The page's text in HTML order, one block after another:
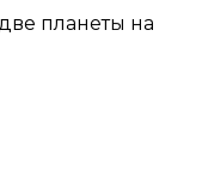
планеты на